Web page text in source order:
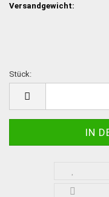
Versandgewicht:
Stück: